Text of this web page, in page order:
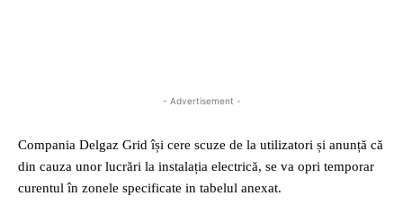
- Advertisement -
Compania Delgaz Grid își cere scuze de la utilizatori și anunță că
din cauza unor lucrări la instalația electrică, se va opri temporar
curentul în zonele specificate in tabelul anexat.